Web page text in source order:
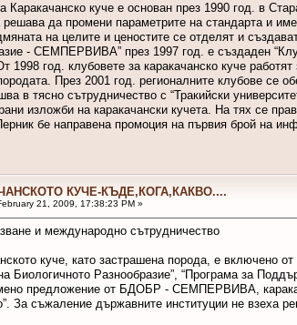
Каракачанско куче е основан през 1990 год. в
да промени параметрите на стандарта и
на целите и ценостите се отделят и
- СЕМПЕРВИВА” през 1997 год. е създаден
1998 год. клубовете за каракачанско куче
През 2001 год. регионалните клубове се
в тясно сътрудничество с “Тракийски
изложби на каракачански кучета. На тях се
бе направена промоция на първия брой на
КУЧЕ-КЪДЕ,КОГА,КАКВО....
21, 2009, 17:38:23 PM »
и международно сътрудничество
куче, като застрашена порода, е включено
Биологичното Разнообразие”, “Програма за
предложение от БДОБР - СЕМПЕРВИВА,
За съжаление държавните институции не взеха